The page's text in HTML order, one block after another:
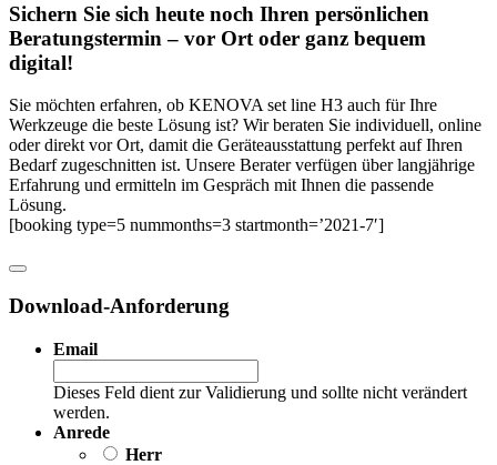
Sichern Sie sich heute noch Ihren persönlichen
Beratungs­termin – vor Ort oder ganz bequem
digital!
Sie möchten erfahren, ob KENOVA set line H3 auch für Ihre
Werkzeuge die beste Lösung ist? Wir beraten Sie individuell, online
oder direkt vor Ort, damit die Geräteausstattung perfekt auf Ihren
Bedarf zugeschnitten ist. Unsere Berater verfügen über langjährige
Erfahrung und ermitteln im Gespräch mit Ihnen die passende
Lösung.
[booking type=5 nummonths=3 startmonth=’2021-7′]
Download-Anforderung
Email
Dieses Feld dient zur Validierung und sollte nicht verändert
werden.
Anrede
Herr